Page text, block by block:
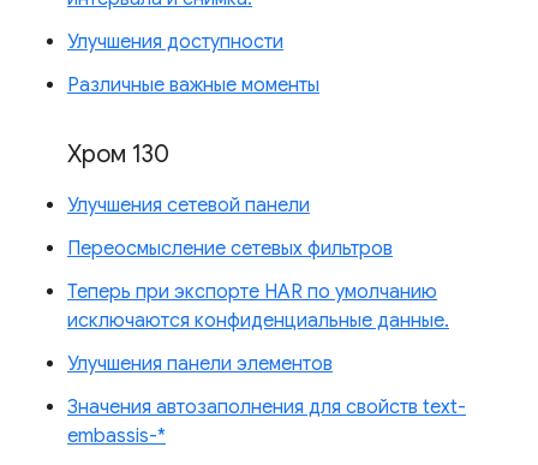
Улучшения доступности
Различные важные моменты
Хром 130
Улучшения сетевой панели
Переосмысление сетевых фильтров
Теперь при экспорте HAR по умолчанию
исключаются конфиденциальные данные.
Улучшения панели элементов
Значения автозаполнения для свойств text-
embassis-*